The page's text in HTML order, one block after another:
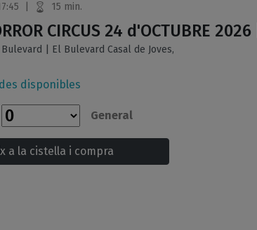
15 min.
CIRCUS 24 d'OCTUBRE 2026 |
| El Bulevard Casal de Joves,
disponibles
General
a la cistella i compra